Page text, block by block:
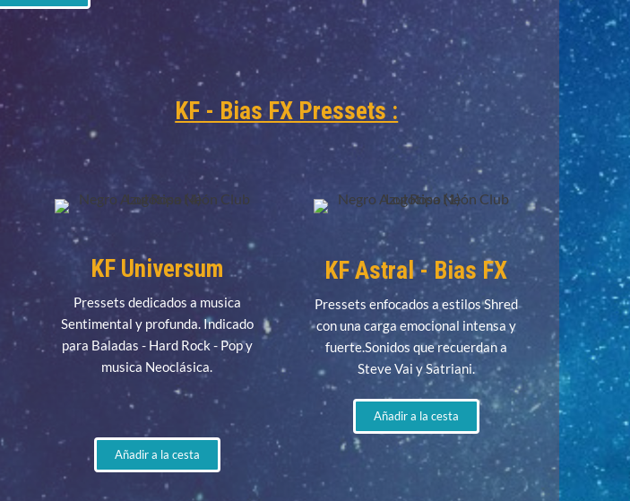
KF - Bias FX Pressets :
KF Universum
Pressets dedicados a musica
Sentimental y profunda. Indicado
para Baladas - Hard Rock - Pop y
musica Neoclásica.
Añadir a la cesta
KF Astral - Bias FX
Pressets enfocados a estilos Shred
con una carga emocional intensa y
fuerte.Sonidos que recuerdan a
Steve Vai y Satriani.
Añadir a la cesta